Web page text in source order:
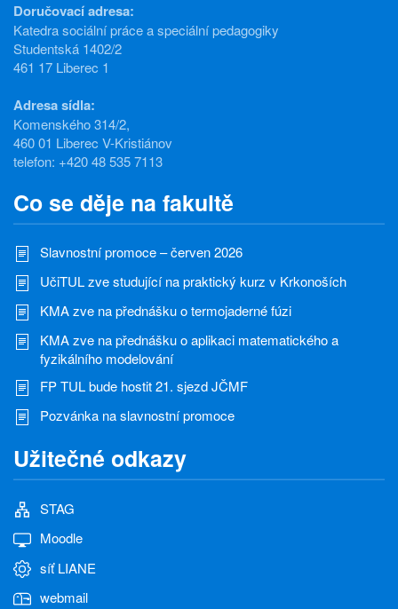
Doručovací adresa:
Katedra sociální práce a speciální pedagogiky
Studentská 1402/2
461 17 Liberec 1
Adresa sídla:
Komenského 314/2,
460 01 Liberec V-Kristiánov
telefon: +420 48 535 7113
Co se děje na fakultě
Slavnostní promoce – červen 2026
UčiTUL zve studující na praktický kurz v Krkonoších
KMA zve na přednášku o termojaderné fúzi
KMA zve na přednášku o aplikaci matematického a
fyzikálního modelování
FP TUL bude hostit 21. sjezd JČMF
Pozvánka na slavnostní promoce
Užitečné odkazy
STAG
Moodle
síť LIANE
webmail